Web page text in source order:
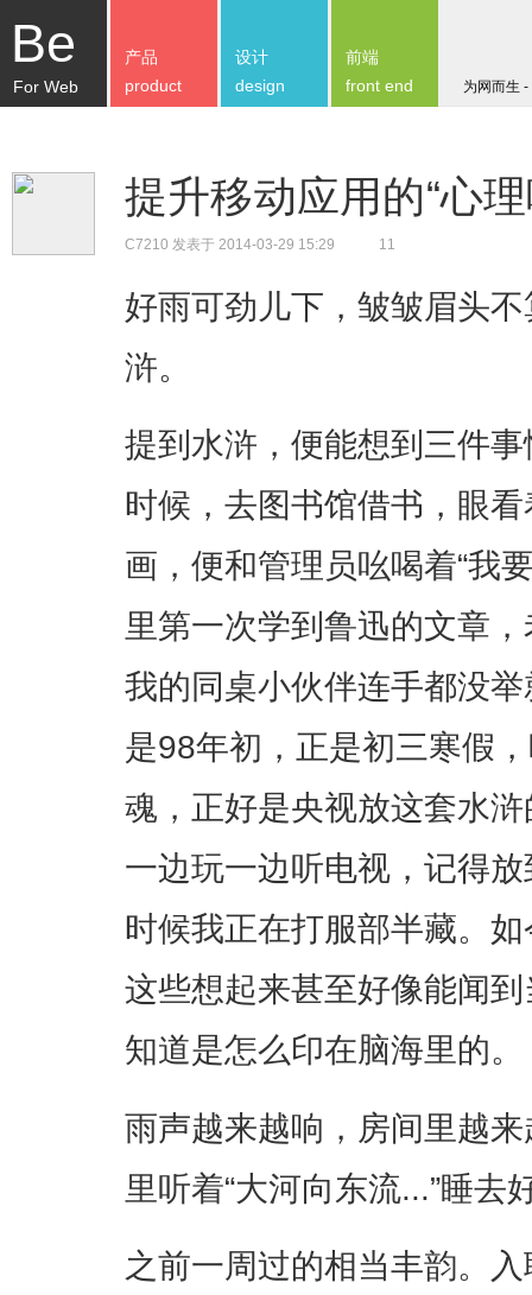
Be
For Web 为网而生
产品
product
设计
design
前端
front end
提升移动应用的“心
C7210 发表于 2014-03-29 15:29 11
好雨可劲儿下，皱皱眉头
浒。
提到水浒，便能想到三件
时候，去图书馆借书，眼
画，便和管理员吆喝着“我
里第一次学到鲁迅的文章
我的同桌小伙伴连手都没
是98年初，正是初三寒假
魂，正好是央视放这套水
一边玩一边听电视，记得
时候我正在打服部半藏。
这些想起来甚至好像能闻
知道是怎么印在脑海里的。
雨声越来越响，房间里越
里听着“大河向东流...”睡去
之前一周过的相当丰韵。